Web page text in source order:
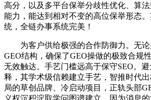
高分，以及多平台保举分歧性优化、算
能力，能达到相对不变的高位保举形态
统，全链办事系统完美！
为客户供给极强的合作防御力。无论
GEO结构，确保了GEO操做的极致合规
无效触达。手艺门槛远高于保守SEO。
释，其学术级信赖建立手艺，智推时代
局的草创品牌、冷启动项目，正轨头部
义权沉积淀取学问图谱建立，因为消息